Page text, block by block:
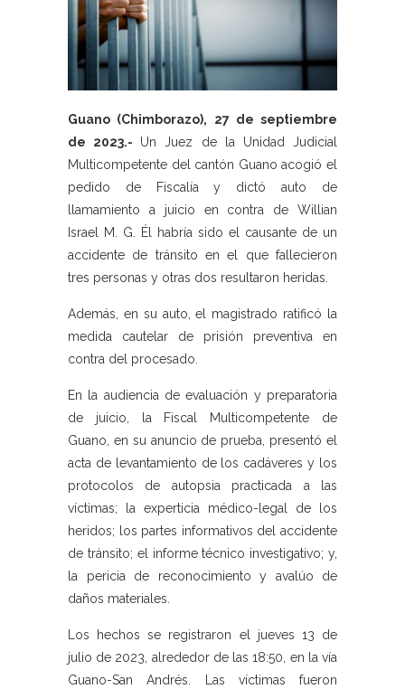
Guano (Chimborazo), 27 de septiembre
de 2023.- Un Juez de la Unidad Judicial
Multicompetente del cantón Guano acogió el
pedido de Fiscalía y dictó auto de
llamamiento a juicio en contra de Willian
Israel M. G. Él habría sido el causante de un
accidente de tránsito en el que fallecieron
tres personas y otras dos resultaron heridas.
Además, en su auto, el magistrado ratificó la
medida cautelar de prisión preventiva en
contra del procesado.
En la audiencia de evaluación y preparatoria
de juicio, la Fiscal Multicompetente de
Guano, en su anuncio de prueba, presentó el
acta de levantamiento de los cadáveres y los
protocolos de autopsia practicada a las
víctimas; la experticia médico-legal de los
heridos; los partes informativos del accidente
de tránsito; el informe técnico investigativo; y,
la pericia de reconocimiento y avalúo de
daños materiales.
Los hechos se registraron el jueves 13 de
julio de 2023, alrededor de las 18:50, en la vía
Guano-San Andrés. Las víctimas fueron